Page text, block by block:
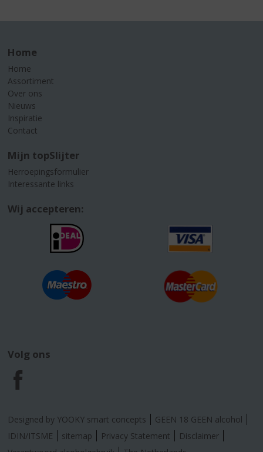
Home
Home
Assortiment
Over ons
Nieuws
Inspiratie
Contact
Mijn topSlijter
Herroepingsformulier
Interessante links
Wij accepteren:
Volg ons
F
a
c
Designed by YOOKY smart concepts
GEEN 18 GEEN alcohol
IDIN/ITSME
sitemap Privacy Statement
Disclaimer